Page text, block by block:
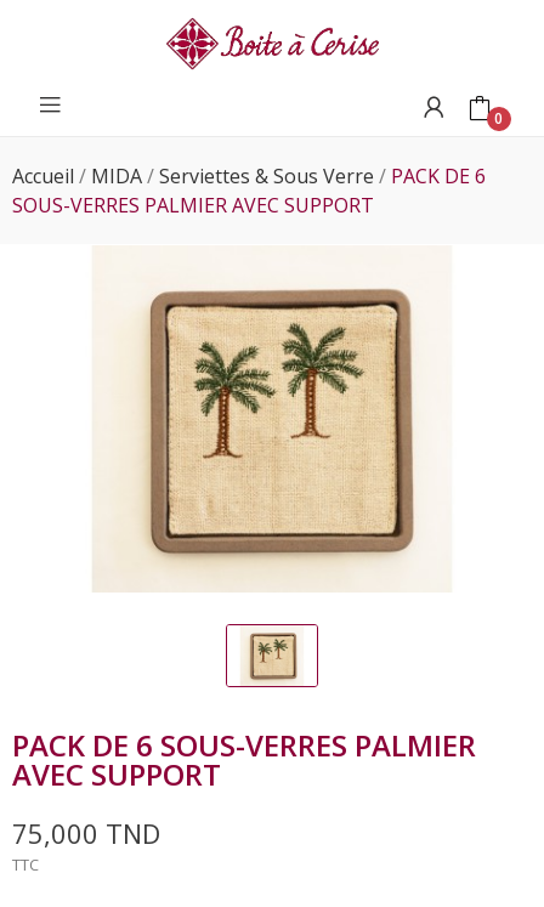
0
Accueil MIDA Serviettes & Sous Verre
PACK DE 6
SOUS-VERRES PALMIER AVEC SUPPORT
PACK DE 6 SOUS-VERRES PALMIER
AVEC SUPPORT
75,000 TND
TTC